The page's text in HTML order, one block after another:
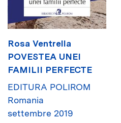
Rosa Ventrella
POVESTEA UNEI
FAMILII PERFECTE
EDITURA POLIROM
Romania
settembre 2019